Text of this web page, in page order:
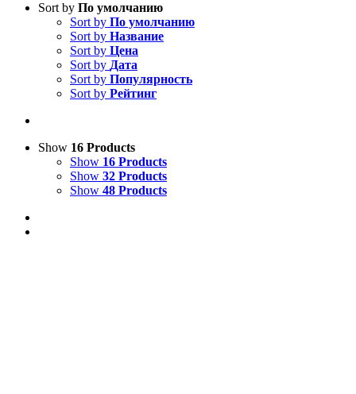
Sort by По умолчанию
Sort by По умолчанию
Sort by Название
Sort by Цена
Sort by Дата
Sort by Популярность
Sort by Рейтинг
Show 16 Products
Show 16 Products
Show 32 Products
Show 48 Products